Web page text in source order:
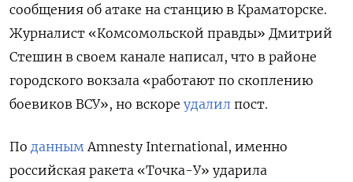
сообщения об атаке на станцию в Краматорске.
Журналист «Комсомольской правды» Дмитрий
Стешин в своем канале написал, что в районе
городского вокзала «работают по скоплению
боевиков ВСУ», но вскоре удалил пост.
По данным Amnesty International, именно
российская ракета «Точка-У» ударила